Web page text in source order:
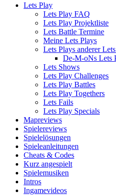
Lets Play
Lets Play FAQ
Lets Play Projektliste
Lets Battle Termine
Meine Lets Plays
Lets Plays anderer
De-M-oNs Lets
Lets Shows
Lets Play Challenges
Lets Play Battles
Lets Play Togethers
Lets Fails
Lets Play Specials
Mapreviews
Spielereviews
Spielelösungen
Spieleanleitungen
Cheats & Codes
Kurz angespielt
Spielemusiken
Intros
Ingamevideos